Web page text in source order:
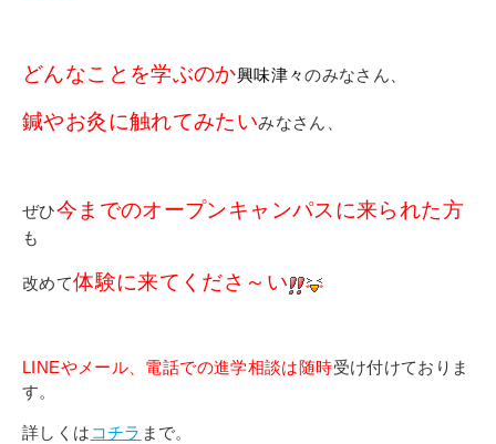
どんなことを学ぶのか興味津々のみなさん、
鍼やお灸に触れてみたいみなさん、
ぜひ今までのオープンキャンパスに来られた方
も
改めて体験に来てくださ～い
LINEやメール、電話での進学相談は随時受け付けておりま
す。
詳しくは コチラ まで。